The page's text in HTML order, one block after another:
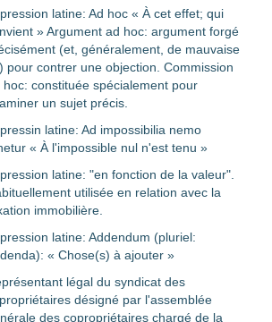
latine: Ad hoc « À cet effet; qui
» Argument ad hoc: argument forgé
(et, généralement, de mauvaise
pour contrer une objection. Commission
hoc: constituée spécialement pour
un sujet précis.
latine: Ad impossibilia nemo
« À l'impossible nul n'est tenu »
latine: "en fonction de la valeur".
utilisée en relation avec la
immobilière.
latine: Addendum (pluriel:
« Chose(s) à ajouter »
légal du syndicat des
désigné par l'assemblée
des copropriétaires chargé de la